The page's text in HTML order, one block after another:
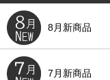
8月新商品
7月新商品